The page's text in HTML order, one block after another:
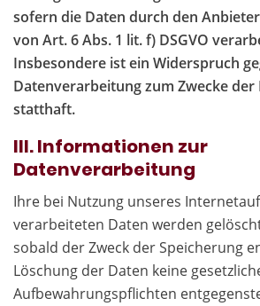
sofern die Daten durch den
von Art. 6 Abs. 1 lit. f) DSGVO
Insbesondere ist ein Widerspruch
Datenverarbeitung zum Zwecke
statthaft.
III. Informationen zur
Datenverarbeitung
Ihre bei Nutzung unseres
verarbeiteten Daten werden
sobald der Zweck der Speicherung
Löschung der Daten keine
Aufbewahrungspflichten